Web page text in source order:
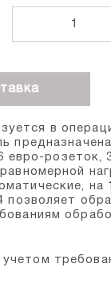
в
евро-розеток,
позволяет